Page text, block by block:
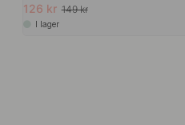
126 kr 149 kr
I lager